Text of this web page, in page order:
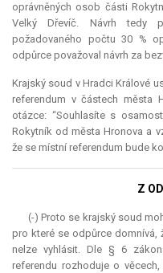
oprávněných osob části
Velký Dřevíč. Návrh tedy
požadovaného počtu 30 %
odpůrce považoval návrh za
Krajský soud v Hradci Králové
referendum v částech města
otázce: “Souhlasíte s
Rokytník od města Hronova a
že se místní referendum bude
Z
(-) Proto se krajský soud
pro které se odpůrce domnívá,
nelze vyhlásit. Dle § 6
referendu rozhoduje o